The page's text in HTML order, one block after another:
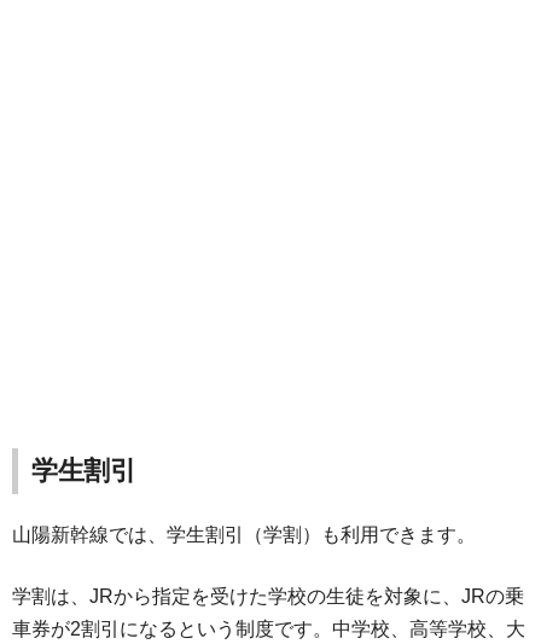
学生割引
山陽新幹線では、学生割引（学割）も利用できます。
学割は、JRから指定を受けた学校の生徒を対象に、JRの乗
車券が2割引になるという制度です。中学校、高等学校、大